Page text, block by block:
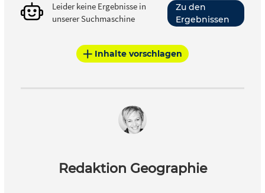
Leider keine Ergebnisse in
unserer Suchmaschine
Zu den
Ergebnissen
Inhalte vorschlagen
Redaktion Geographie